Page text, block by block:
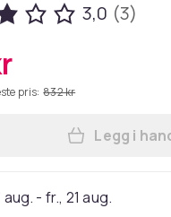
3,0 (3)
pris: 832 kr
Legg i
aug. - fr., 21 aug.